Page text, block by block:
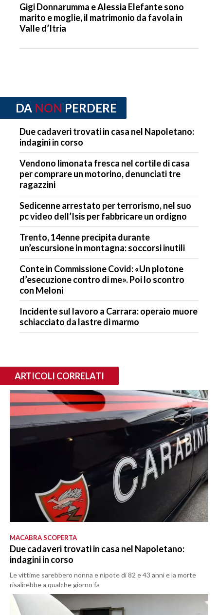
Gigi Donnarumma e Alessia Elefante sono
marito e moglie, il matrimonio da favola in
Valle d’Itria
DA NON PERDERE
Due cadaveri trovati in casa nel Napoletano:
indagini in corso
Vendono limonata fresca nel cortile di casa
per comprare un motorino, denunciati tre
ragazzini
Sedicenne arrestato per terrorismo, nel suo
pc video dell’Isis per fabbricare un ordigno
Trento, 14enne precipita durante
un’escursione in montagna: soccorsi inutili
Conte in Commissione Covid: «Un plotone
d’esecuzione contro di me». Poi lo scontro
con Meloni
Incidente sul lavoro a Carrara: operaio muore
schiacciato da lastre di marmo
ARTICOLI CORRELATI
MACABRA SCOPERTA
Due cadaveri trovati in casa nel Napoletano:
indagini in corso
Le vittime sarebbero nonna e nipote di 82 e 43 anni e la morte
risalirebbe a qualche giorno fa